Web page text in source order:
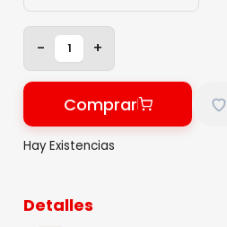
- +
Comprar
Hay Existencias
Detalles